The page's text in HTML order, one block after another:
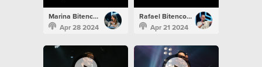
Marina Bitencourt
Apr 28 2024
Rafael Bitencourt
Apr 21 2024